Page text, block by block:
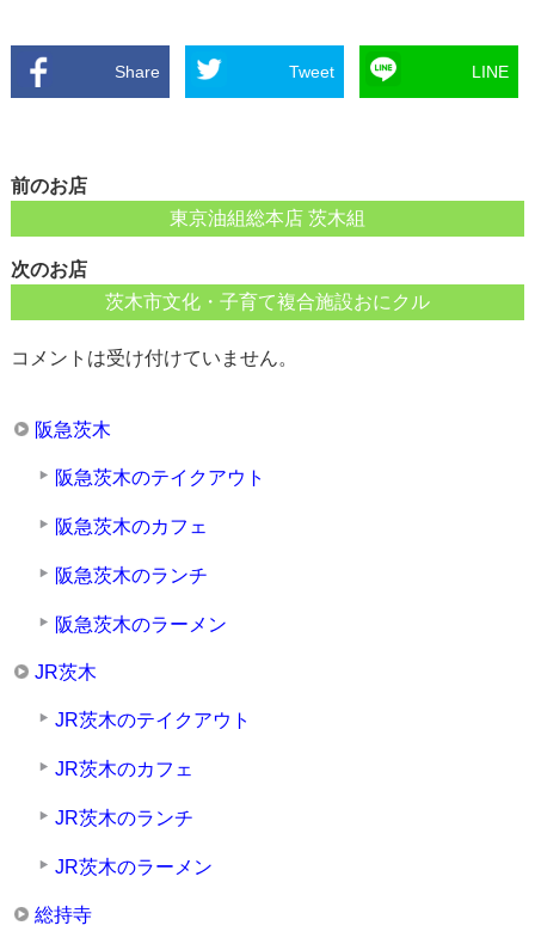
Share Tweet LINE
前のお店
東京油組総本店 茨木組
次のお店
茨木市文化・子育て複合施設おにクル
コメントは受け付けていません。
阪急茨木
阪急茨木のテイクアウト
阪急茨木のカフェ
阪急茨木のランチ
阪急茨木のラーメン
JR茨木
JR茨木のテイクアウト
JR茨木のカフェ
JR茨木のランチ
JR茨木のラーメン
総持寺